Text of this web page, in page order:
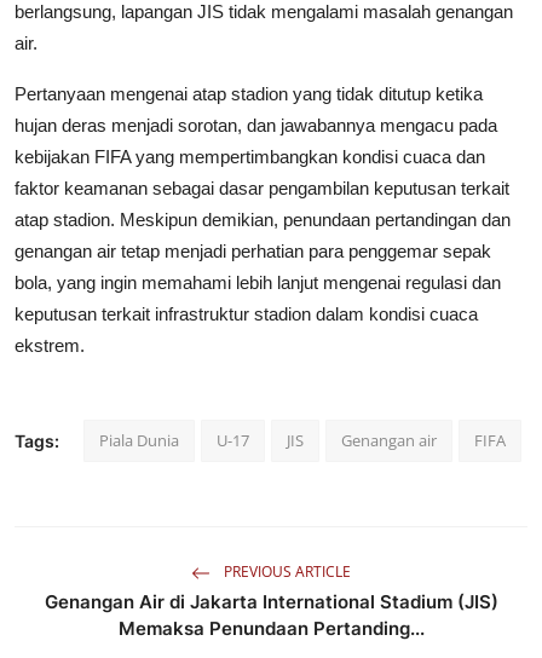
berlangsung, lapangan JIS tidak mengalami masalah genangan
air.
Pertanyaan mengenai atap stadion yang tidak ditutup ketika
hujan deras menjadi sorotan, dan jawabannya mengacu pada
kebijakan FIFA yang mempertimbangkan kondisi cuaca dan
faktor keamanan sebagai dasar pengambilan keputusan terkait
atap stadion. Meskipun demikian, penundaan pertandingan dan
genangan air tetap menjadi perhatian para penggemar sepak
bola, yang ingin memahami lebih lanjut mengenai regulasi dan
keputusan terkait infrastruktur stadion dalam kondisi cuaca
ekstrem.
Tags: Piala Dunia U-17 JIS Genangan air FIFA
PREVIOUS ARTICLE
Genangan Air di Jakarta International Stadium (JIS)
Memaksa Penundaan Pertanding...